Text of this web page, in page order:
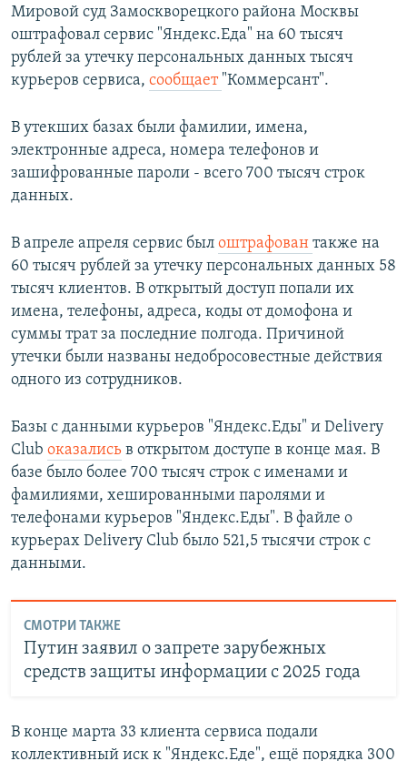
Все сайты РСЕ/РС
Мировой суд Замоскворецкого района Москвы
оштрафовал сервис "Яндекс.Еда" на 60 тысяч
рублей за утечку персональных данных тысяч
курьеров сервиса, сообщает "Коммерсант".
В утекших базах были фамилии, имена,
электронные адреса, номера телефонов и
зашифрованные пароли - всего 700 тысяч строк
данных.
В апреле апреля сервис был оштрафован также на
60 тысяч рублей за утечку персональных данных 58
тысяч клиентов. В открытый доступ попали их
имена, телефоны, адреса, коды от домофона и
суммы трат за последние полгода. Причиной
утечки были названы недобросовестные действия
одного из сотрудников.
Базы с данными курьеров "Яндекс.Еды" и Delivery
Club оказались в открытом доступе в конце мая. В
базе было более 700 тысяч строк с именами и
фамилиями, хешированными паролями и
телефонами курьеров "Яндекс.Еды". В файле о
курьерах Delivery Club было 521,5 тысячи строк с
данными.
СМОТРИ ТАКЖЕ
Путин заявил о запрете зарубежных
средств защиты информации с 2025 года
В конце марта 33 клиента сервиса подали
коллективный иск к "Яндекс.Еде", ещё порядка 300